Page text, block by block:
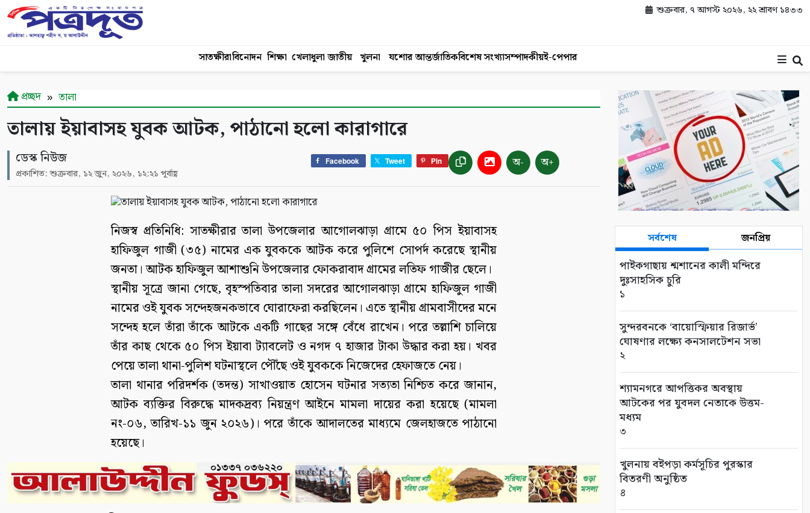
শুক্রবার, ৭ আগস্ট ২০২৬, ২২ শ্রাবণ ১৪৩৩
সাতক্ষীরাবিনোদন শিক্ষা খেলাধুলা জাতীয় খুলনা যশোর আন্তর্জাতিকবিশেষ সংখ্যাসম্পাদকীয়ই-পেপার
প্রচ্ছদ তালা
তালায় ইয়াবাসহ যুবক আটক, পাঠানো হলো কারাগারে
ডেস্ক নিউজ
প্রকাশিত: শুক্রবার, ১২ জুন, ২০২৬, ১২:২১ পূর্বাহ্ণ
Facebook Tweet Pin অ- অ+
নিজস্ব প্রতিনিধি: সাতক্ষীরার তালা উপজেলার আগোলঝাড়া গ্রামে ৫০ পিস ইয়াবাসহ
হাফিজুল গাজী (৩৫) নামের এক যুবককে আটক করে পুলিশে সোপর্দ করেছে স্থানীয়
জনতা। আটক হাফিজুল আশাশুনি উপজেলার ফোকরাবাদ গ্রামের লতিফ গাজীর ছেলে।
স্থানীয় সূত্রে জানা গেছে, বৃহস্পতিবার তালা সদরের আগোলঝাড়া গ্রামে হাফিজুল গাজী
নামের ওই যুবক সন্দেহজনকভাবে ঘোরাফেরা করছিলেন। এতে স্থানীয় গ্রামবাসীদের মনে
সন্দেহ হলে তাঁরা তাঁকে আটকে একটি গাছের সঙ্গে বেঁধে রাখেন। পরে তল্লাশি চালিয়ে
তাঁর কাছ থেকে ৫০ পিস ইয়াবা ট্যাবলেট ও নগদ ৭ হাজার টাকা উদ্ধার করা হয়। খবর
পেয়ে তালা থানা-পুলিশ ঘটনাস্থলে পৌঁছে ওই যুবককে নিজেদের হেফাজতে নেয়।
তালা থানার পরিদর্শক (তদন্ত) সাখাওয়াত হোসেন ঘটনার সত্যতা নিশ্চিত করে জানান,
আটক ব্যক্তির বিরুদ্ধে মাদকদ্রব্য নিয়ন্ত্রণ আইনে মামলা দায়ের করা হয়েছে (মামলা
নং-০৬, তারিখ-১১ জুন ২০২৬)। পরে তাঁকে আদালতের মাধ্যমে জেলহাজতে পাঠানো
হয়েছে।
সর্বশেষ জনপ্রিয়
পাইকগাছায় শ্মশানের কালী মন্দিরে
দুঃসাহসিক চুরি
১
সুন্দরবনকে ‘বায়োস্ফিয়ার রিজার্ভ’
ঘোষণার লক্ষ্যে কনসালটেশন সভা
২
শ্যামনগরে আপত্তিকর অবস্থায়
আটকের পর যুবদল নেতাকে উত্তম-
মধ্যম
৩
খুলনায় বইপড়া কর্মসূচির পুরস্কার
বিতরণী অনুষ্ঠিত
৪